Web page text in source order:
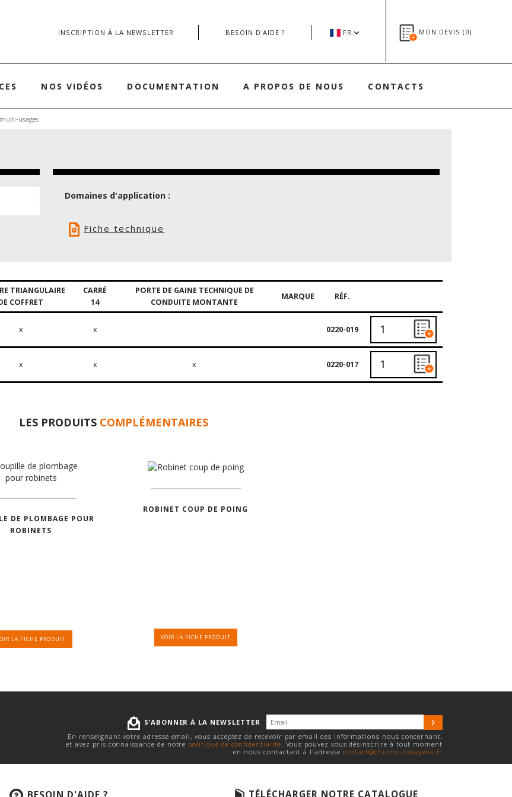
INSCRIPTION À LA NEWSLETTER BESOIN D'AIDE ? FR MON DEVIS (0)
NOS VIDÉOS DOCUMENTATION A PROPOS DE NOUS CONTACTS
usages
Domaines d'application :
Fiche technique
TRIANGULAIRE
COFFRET
CARRÉ
14
PORTE DE GAINE TECHNIQUE DE
CONDUITE MONTANTE
MARQUE RÉF.
x x 0220-019
x x x 0220-017
LES PRODUITS COMPLÉMENTAIRES
DE PLOMBAGE POUR
ROBINETS
LA FICHE PRODUIT
ROBINET COUP DE POING
VOIR LA FICHE PRODUIT
S’ABONNER À LA NEWSLETTER
En renseignant votre adresse email, vous acceptez de recevoir par email des informations nous concernant,
et avez pris connaissance de notre politique de confidentialité. Vous pouvez vous désinscrire à tout moment
en nous contactant à l'adresse contact@chuchu-decayeux.fr
TÉLÉCHARGER NOTRE CATALOGUE